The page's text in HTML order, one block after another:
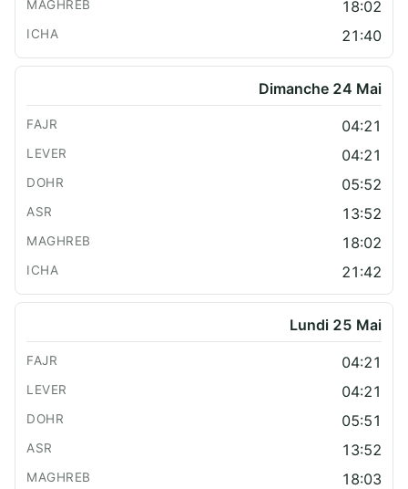
18:02
21:40
Dimanche 24 Mai
04:21
04:21
05:52
13:52
18:02
21:42
Lundi 25 Mai
04:21
04:21
05:51
13:52
18:03